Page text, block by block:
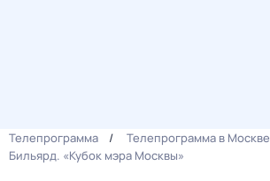
Телепрограмма Телепрограмма в Москве
Бильярд. «Кубок мэра Москвы»